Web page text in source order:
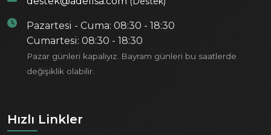
Pazartesi - Cuma: 08:30 - 18:30
Cumartesi: 08:30 - 18:30
Pazar günleri kapalıyız. Bayram günleri bu saatlerde
değişiklik olabilir.
Hızlı Linkler